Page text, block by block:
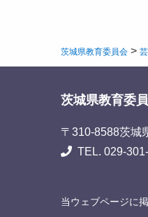
茨城県教育委員会 >
茨城県教育委
〒310-8588茨城
TEL. 029-
当ウェブページに